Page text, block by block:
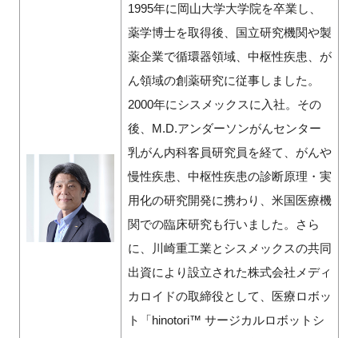
1995年に岡山大学大学院を卒業し、
薬学博士を取得後、国立研究機関や製
薬企業で循環器領域、中枢性疾患、が
ん領域の創薬研究に従事しました。
2000年にシスメックスに入社。その
後、M.D.アンダーソンがんセンター
乳がん内科客員研究員を経て、がんや
慢性疾患、中枢性疾患の診断原理・実
用化の研究開発に携わり、米国医療機
関での臨床研究も行いました。さら
に、川崎重工業とシスメックスの共同
出資により設立された株式会社メディ
カロイドの取締役として、医療ロボッ
ト「hinotori™ サージカルロボットシ